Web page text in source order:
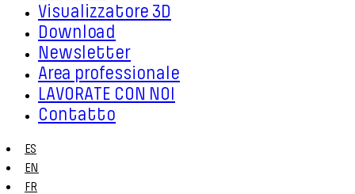
Visualizzatore 3D
Download
Newsletter
Area professionale
LAVORATE CON NOI
Contatto
ES
EN
FR